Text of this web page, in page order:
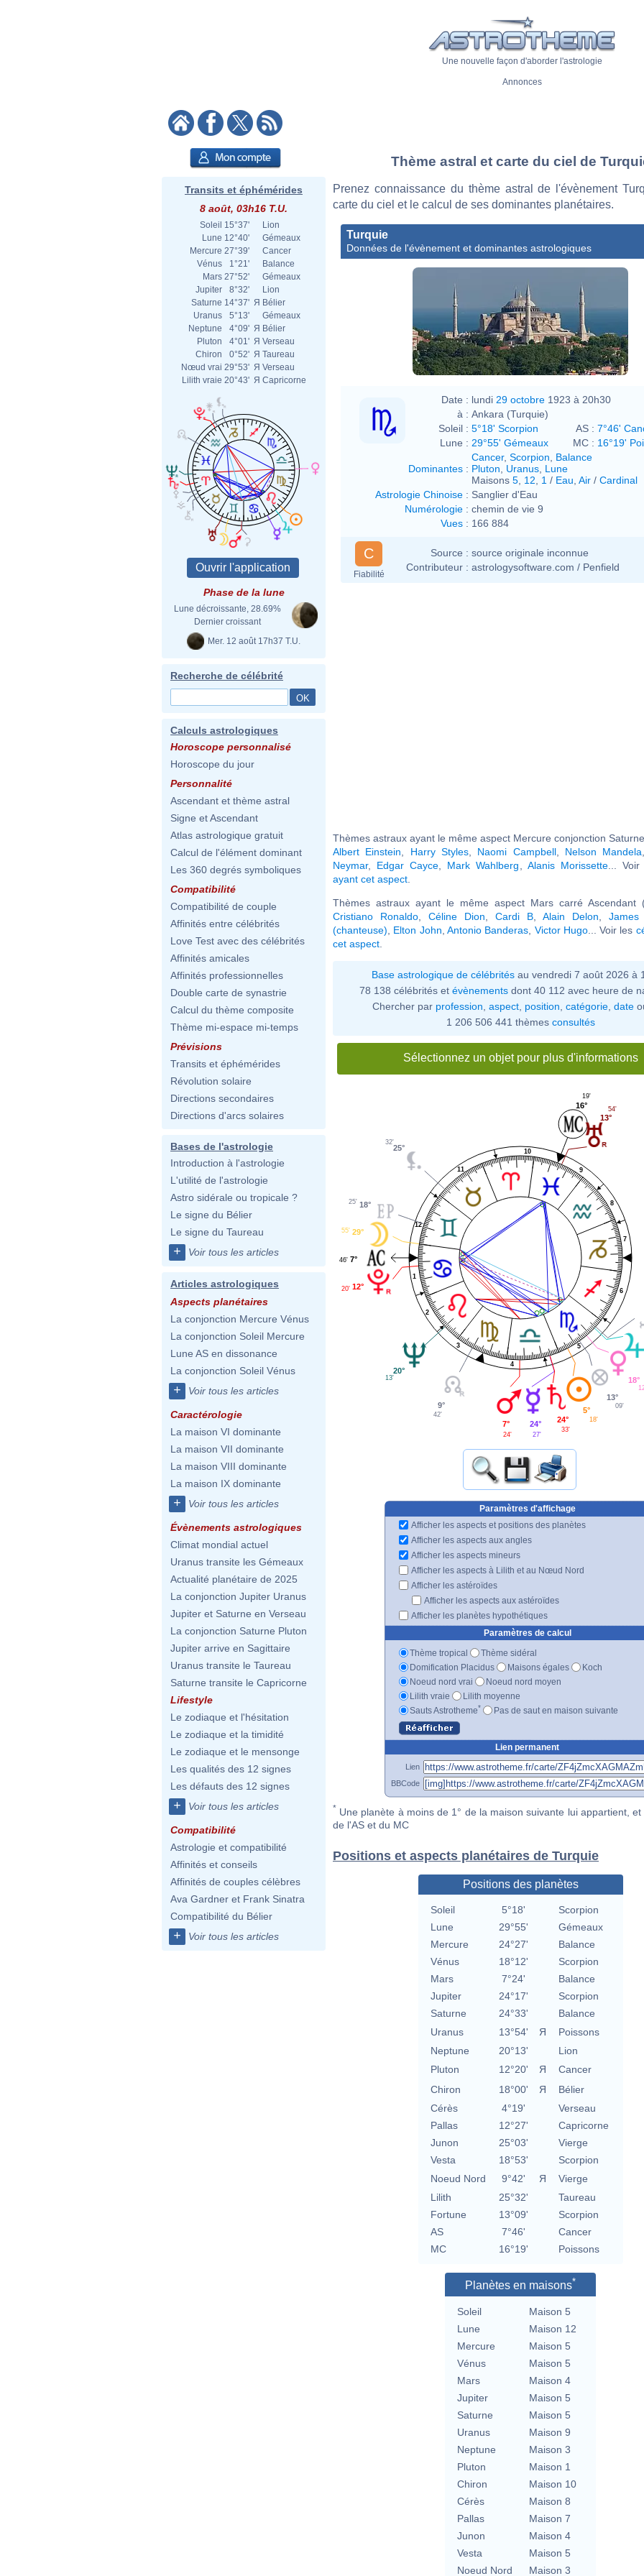
Une nouvelle façon d'aborder l'astrologie
Annonces
Transits et éphémérides
8 août, 03h16 T.U.
Soleil 15°37'
Lion
Lune 12°40'
Gémeaux
Mercure 27°39'
Cancer
Vénus
1°21'
Balance
Mars 27°52'
Gémeaux
Jupiter
8°32'
Lion
Saturne 14°37' Я Bélier
Uranus
5°13'
Gémeaux
Neptune
4°09' Я Bélier
Pluton
4°01' Я Verseau
Chiron
0°52' Я Taureau
Nœud vrai 29°53' Я Verseau
Lilith vraie 20°43' Я Capricorne
Phase de la lune
Lune décroissante, 28.69%
Dernier croissant
Mer. 12 août 17h37 T.U.
Recherche de célébrité
Calculs astrologiques
Horoscope personnalisé
Horoscope du jour
Personnalité
Ascendant et thème astral
Signe et Ascendant
Atlas astrologique gratuit
Calcul de l'élément dominant
Les 360 degrés symboliques
Compatibilité
Compatibilité de couple
Affinités entre célébrités
Love Test avec des célébrités
Affinités amicales
Affinités professionnelles
Double carte de synastrie
Calcul du thème composite
Thème mi-espace mi-temps
Prévisions
Transits et éphémérides
Révolution solaire
Directions secondaires
Directions d'arcs solaires
Bases de l'astrologie
Introduction à l'astrologie
L'utilité de l'astrologie
Astro sidérale ou tropicale ?
Le signe du Bélier
Le signe du Taureau
+ Voir tous les articles
Articles astrologiques
Aspects planétaires
La conjonction Mercure Vénus
La conjonction Soleil Mercure
Lune AS en dissonance
La conjonction Soleil Vénus
+ Voir tous les articles
Caractérologie
La maison VI dominante
La maison VII dominante
La maison VIII dominante
La maison IX dominante
+ Voir tous les articles
Évènements astrologiques
Climat mondial actuel
Uranus transite les Gémeaux
Actualité planétaire de 2025
La conjonction Jupiter Uranus
Jupiter et Saturne en Verseau
La conjonction Saturne Pluton
Jupiter arrive en Sagittaire
Uranus transite le Taureau
Saturne transite le Capricorne
Lifestyle
Le zodiaque et l'hésitation
Le zodiaque et la timidité
Le zodiaque et le mensonge
Les qualités des 12 signes
Les défauts des 12 signes
+ Voir tous les articles
Compatibilité
Astrologie et compatibilité
Affinités et conseils
Affinités de couples célèbres
Ava Gardner et Frank Sinatra
Compatibilité du Bélier
+ Voir tous les articles
Thème astral et carte du ciel de
Prenez connaissance du thème astral de l'évènement
carte du ciel et le calcul de ses dominantes planétaires.
Turquie
Données de l'évènement et dominantes astrologiques
Date : lundi 29 octobre 1923 à 20h30
à : Ankara (Turquie)
Soleil : 5°18' Scorpion AS : 7°46'
Lune : 29°55' Gémeaux MC : 16°19'
Dominantes :
Cancer, Scorpion
Balance
Pluton
Uranus Lune
Maisons 5 12 1 / Eau Air / Cardinal
Astrologie Chinoise : Sanglier d'Eau
Numérologie : chemin de vie 9
Vues : 166 884
C
Fiabilité
Source : source originale inconnue
Contributeur : astrologysoftware.com / Penfield
Thèmes astraux ayant le même aspect Mercure conjonction
Albert Einstein
Harry Styles Naomi Campbell, Nelson Mandela
Neymar, Edgar Cayce Mark Wahlberg Alanis Morissette...
ayant cet aspect
Thèmes astraux ayant le même aspect Mars carré Ascendant
Cristiano Ronaldo
Céline Dion Cardi B Alain Delon James
(chanteuse)
Elton John Antonio Banderas Victor Hugo... Voir les
cet aspect
Base astrologique de célébrités au vendredi 7 août 2026 à
78 138 célébrités et évènementsdont 40 112 avec heure de
Chercher par profession aspect position catégorie date
1 206 506 441 thèmes consultés
Sélectionnez un objet pour plus d'informations
1
2
3
4
5
6
7
8
9
10
11
12
13°
54'
16°
19'
25°
32'
18°
25'
29°
55'
7°
46'
12°
20'
20°
13'
9°
42'
7°
24'
24°
27'
24°
33'
5°
18'
13°
09'
18°
Paramètres d'affichage
Afficher les aspects et positions des planètes
Afficher les aspects aux angles
Afficher les aspects mineurs
Afficher les aspects à Lilith et au Nœud Nord
Afficher les astéroïdes
Afficher les aspects aux astéroïdes
Afficher les planètes hypothétiques
Paramètres de calcul
Thème tropical
Thème sidéral
Domification Placidus
Maisons égales
Koch
Noeud nord vrai
Noeud nord moyen
Lilith vraie
Lilith moyenne
Sauts Astrotheme* Pas de saut en maison suivante
Lien permanent
Lien
BBCode
* Une planète à moins de 1° de la maison suivante lui appartient, et
de l'AS et du MC
Positions et aspects planétaires de Turquie
Positions des planètes
Soleil 5°18'
Scorpion
Lune
29°55'
Gémeaux
Mercure
24°27'
Balance
Vénus
18°12'
Scorpion
Mars
7°24'
Balance
Jupiter
24°17'
Scorpion
Saturne
24°33'
Balance
Uranus
13°54' Я
Poissons
Neptune
20°13'
Lion
Pluton
12°20' Я
Cancer
Chiron
18°00' Я
Bélier
Cérès
4°19'
Verseau
Pallas
12°27'
Capricorne
Junon
25°03'
Vierge
Vesta
18°53'
Scorpion
Noeud Nord
9°42' Я
Vierge
Lilith
25°32'
Taureau
Fortune
13°09'
Scorpion
AS
7°46'
Cancer
MC
16°19' Poissons
Planètes en maisons*
Soleil
Maison 5
Lune
Maison 12
Mercure
Maison 5
Vénus
Maison 5
Mars
Maison 4
Jupiter
Maison 5
Saturne
Maison 5
Uranus
Maison 9
Neptune
Maison 3
Pluton
Maison 1
Chiron
Maison 10
Cérès
Maison 8
Pallas
Maison 7
Junon
Maison 4
Vesta
Maison 5
Noeud Nord
Maison 3